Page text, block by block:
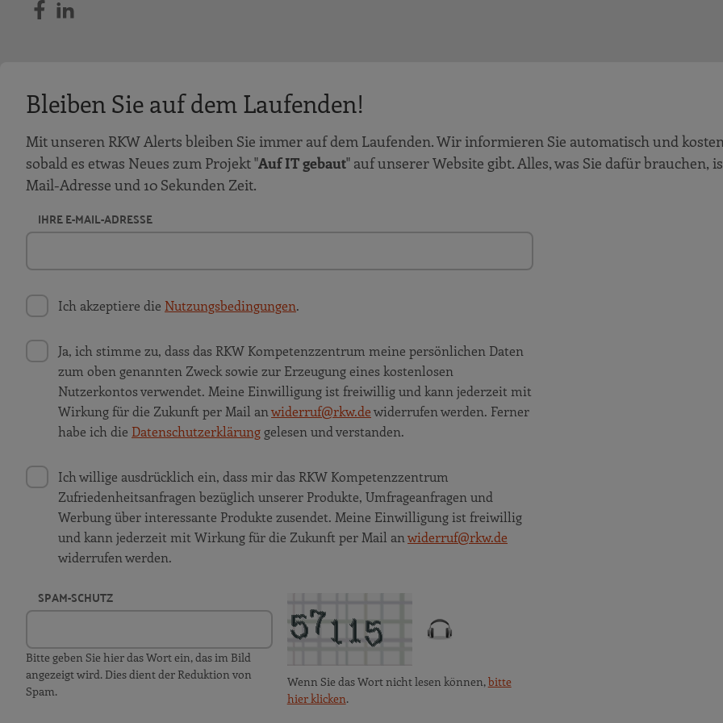
Bleiben Sie auf dem Laufenden!
Mit unseren RKW Alerts bleiben Sie immer auf dem Laufenden. Wir informieren Sie automatisch und
sobald es etwas Neues zum Projekt "Auf IT gebaut" auf unserer Website gibt. Alles, was Sie dafür brauchen,
Mail-Adresse und 10 Sekunden Zeit.
IHRE E-MAIL-ADRESSE
Ich akzeptiere die Nutzungsbedingungen.
Ja, ich stimme zu, dass das RKW Kompetenzzentrum meine persönlichen Daten
zum oben genannten Zweck sowie zur Erzeugung eines kostenlosen
Nutzerkontos verwendet. Meine Einwilligung ist freiwillig und kann jederzeit mit
Wirkung für die Zukunft per Mail anwiderruf@rkw.dewiderrufen werden. Ferner
habe ich die Datenschutzerklärunggelesen und verstanden.
Ich willige ausdrücklich ein, dass mir das RKW Kompetenzzentrum
Zufriedenheitsanfragen bezüglich unserer Produkte, Umfrageanfragen und
Werbung über interessante Produkte zusendet. Meine Einwilligung ist freiwillig
und kann jederzeit mit Wirkung für die Zukunft per Mail anwiderruf@rkw.de
widerrufen werden.
SPAM-SCHUTZ
Bitte geben Sie hier das Wort ein, das im Bild
angezeigt wird. Dies dient der Reduktion von
Spam.
Wenn Sie das Wort nicht lesen können,bitte
hier klicken.